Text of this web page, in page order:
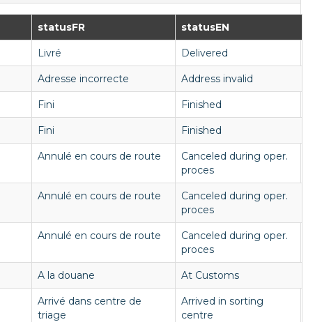
statusFR statusEN
Livré Delivered
Adresse incorrecte Address invalid
Fini Finished
Fini Finished
Annulé en cours de route
Canceled during oper.
proces
Annulé en cours de route
Canceled during oper.
proces
Annulé en cours de route
Canceled during oper.
proces
A la douane At Customs
Arrivé dans centre de
triage
Arrived in sorting
centre